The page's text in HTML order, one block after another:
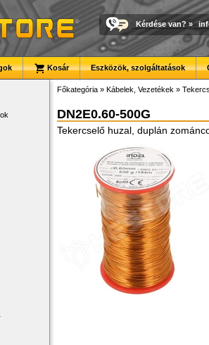
Kérdése van? »
Kosár Eszközök, szolgáltatások
Főkategória » Kábelek, Vezetékek »
DN2E0.60-500G
Tekercselő huzal, duplán